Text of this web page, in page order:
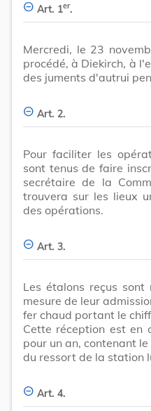
Art. 1er.
Mercredi, le 23
procédé, à Diekirch, à
des juments d'autrui
Art. 2.
Pour faciliter les
sont tenus de faire
secrétaire de la
trouvera sur les lieux
des opérations.
Art. 3.
Les étalons reçus
mesure de leur
fer chaud portant le
Cette réception est en
pour un an, contenant
du ressort de la station
Art. 4.